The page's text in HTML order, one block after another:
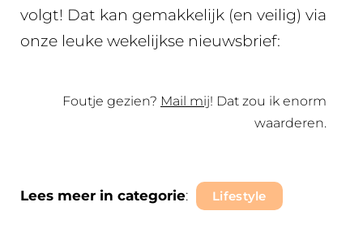
volgt! Dat kan gemakkelijk (en veilig) via
onze leuke wekelijkse nieuwsbrief:
Foutje gezien? Mail mij! Dat zou ik enorm
waarderen.
Lees meer in categorie: Lifestyle